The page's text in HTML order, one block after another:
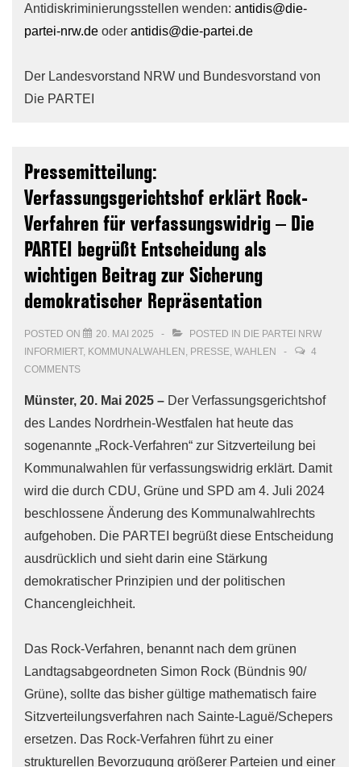
Antidiskriminierungsstellen wenden: antidis@die-
partei-nrw.de oder antidis@die-partei.de
Der Landesvorstand NRW und Bundesvorstand von
Die PARTEI
Pressemitteilung:
Verfassungsgerichtshof erklärt Rock-
Verfahren für verfassungswidrig – Die
PARTEI begrüßt Entscheidung als
wichtigen Beitrag zur Sicherung
demokratischer Repräsentation
POSTED ON 20. MAI 2025 POSTED IN DIE PARTEI NRW
INFORMIERT, KOMMUNALWAHLEN PRESSE WAHLEN
4
COMMENTS
Münster, 20. Mai 2025 – Der Verfassungsgerichtshof
des Landes Nordrhein-Westfalen hat heute das
sogenannte „Rock-Verfahren“ zur Sitzverteilung bei
Kommunalwahlen für verfassungswidrig erklärt. Damit
wird die durch CDU, Grüne und SPD am 4. Juli 2024
beschlossene Änderung des Kommunalwahlrechts
aufgehoben. Die PARTEI begrüßt diese Entscheidung
ausdrücklich und sieht darin eine Stärkung
demokratischer Prinzipien und der politischen
Chancengleichheit.
Das Rock-Verfahren, benannt nach dem grünen
Landtagsabgeordneten Simon Rock (Bündnis 90/
Grüne), sollte das bisher gültige mathematisch faire
Sitzverteilungsverfahren nach Sainte-Laguë/Schepers
ersetzen. Das Rock-Verfahren führt zu einer
strukturellen Bevorzugung größerer Parteien und einer